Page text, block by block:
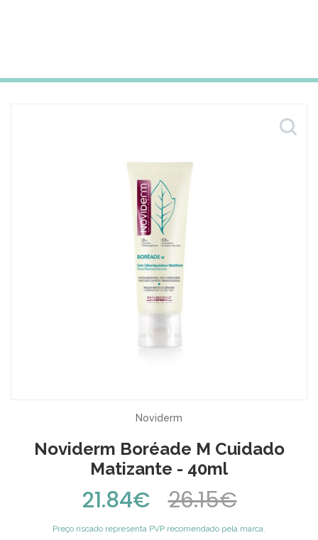
Noviderm
Noviderm Boréade M Cuidado
Matizante - 40ml
21.84€ 26.15€
Preço riscado representa PVP recomendado pela marca.